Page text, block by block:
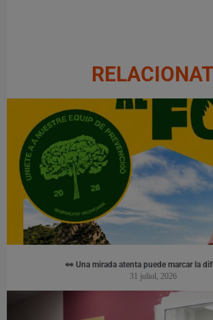
RELACIONAT
👀 Una mirada atenta puede marcar la
31 juliol, 2026